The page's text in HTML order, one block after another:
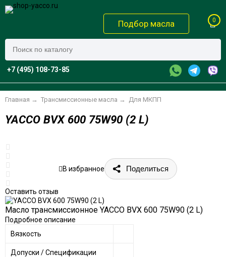
Подбор масла 0
+7 (495) 108-73-85
Главная → Трансмиссионные масла → Для МКПП
YACCO BVX 600 75W90 (2 L)
Оставить отзыв
В избранное Поделиться
Масло трансмиссионное YACCO BVX 600 75W90 (2 L)
Подробное описание
Вязкость
Допуски / Спецификации